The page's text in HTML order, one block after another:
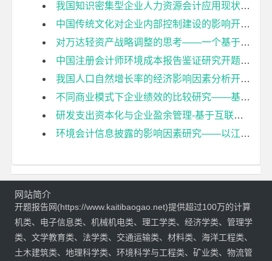
我国知识密集型企业人力资源会计应用现状及对策探究开题报告
中国传统文化对企业内部控制建设的影响开题报告
对万达轻资产战略调整的思考——一个基于财务视角的分析开题报告
中国注册会计师环境成本报告鉴证研究开题报告
我国人口自然增长率的经济影响因素分析开题报告
不同商业模式下企业绩效的比较研究——基于李宁体育用品有限公司的案例分析开题报告
研发支出资本化与企业盈余管理-基于互联网上市公司的研究开题报告
环境会计信息披露的影响因素研究——以江苏省重污染上市公司为例开题报告
网站简介
开题报告网(https://www.kaitibaogao.net)提供超过100万的计算
机类、电子信息类、机械机电类、理工学类、经济学类、管理学
类、文学教育类、法学类、交通运输类、材料类、海洋工程类、
土木建筑类、地理科学类、环境科学与工程类、矿业类、物流管